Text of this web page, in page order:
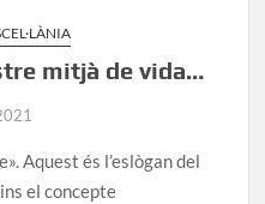
mitjà de vida…
Aquest és l’eslògan del
el concepte